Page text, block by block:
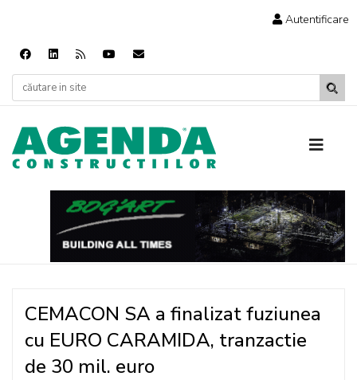
Autentificare
CEMACON SA a finalizat fuziunea
cu EURO CARAMIDA, tranzactie
de 30 mil. euro